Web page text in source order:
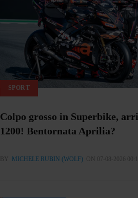
SPORT
Colpo grosso in Superbike,
1200! Bentornata Aprilia?
BY MICHELE RUBIN (WOLF) ON 07-08-2026